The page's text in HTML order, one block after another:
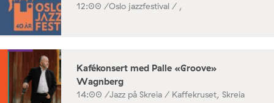
12:00 /Oslo jazzfestival / ,
Kafékonsert med Palle «Groove»
Wagnberg
14:00 /Jazz på Skreia / Kaffekruset, Skreia